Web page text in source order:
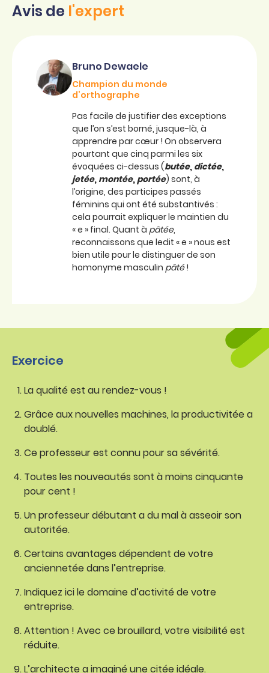
Avis de l'expert
Bruno Dewaele
Champion du monde
d’orthographe
Pas facile de justifier des exceptions
que l’on s’est borné, jusque-là, à
apprendre par cœur ! On observera
pourtant que cinq parmi les six
évoquées ci-dessus (butée, dictée,
jetée, montée, portée) sont, à
l’origine, des participes passés
féminins qui ont été substantivés :
cela pourrait expliquer le maintien du
« e » final. Quant à pâtée,
reconnaissons que ledit « e » nous est
bien utile pour le distinguer de son
homonyme masculin pâté!
Exercice
La qualité est au rendez-vous !
Grâce aux nouvelles machines, la productivitée a
doublé.
Ce professeur est connu pour sa sévérité.
Toutes les nouveautés sont à moins cinquante
pour cent !
Un professeur débutant a du mal à asseoir son
autoritée.
Certains avantages dépendent de votre
anciennetée dans l’entreprise.
Indiquez ici le domaine d’activité de votre
entreprise.
Attention ! Avec ce brouillard, votre visibilité est
réduite.
L’architecte a imaginé une citée idéale.